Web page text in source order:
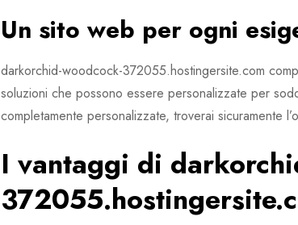
Un sito web per ogni
darkorchid-woodcock-372055.hostingersite.com
soluzioni che possono essere personalizzate per
completamente personalizzate, troverai sicuramente
I vantaggi di